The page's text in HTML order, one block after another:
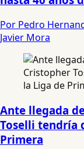
Por Pedro
Javier Mora
Ante llegada
Toselli tendría
Primera